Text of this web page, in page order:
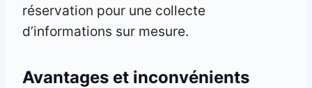
réservation pour une collecte
d’informations sur mesure.
Avantages et inconvénients